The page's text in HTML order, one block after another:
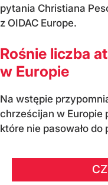
pytania Christiana
z OIDAC Europe.
Rośnie liczba
w Europie
Na wstępie
chrześcijan w Europie
które nie pasowało